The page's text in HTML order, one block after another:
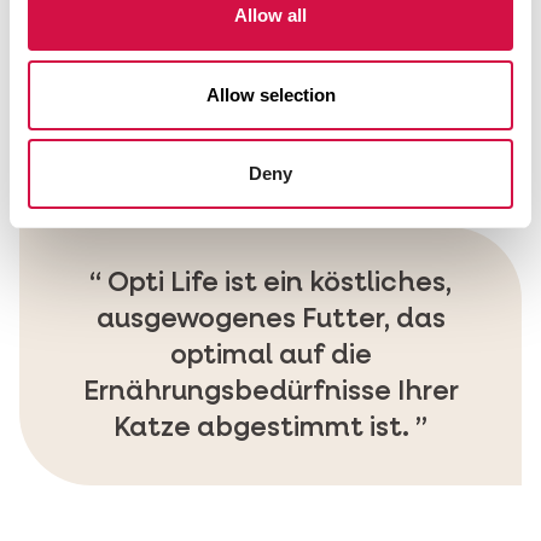
Allow all
Allow selection
Deny
leicht verdaulich ist und für Katzen mit
empfindlichem Magen geeignet, sondern
unterstützt. So sorgen Sie dafür, dass Ihre
Katze lange gesund und glücklich bleibt.
Opti Life ist ein köstliches,
ausgewogenes Futter, das
optimal auf die
Ernährungsbedürfnisse Ihrer
Katze abgestimmt ist.